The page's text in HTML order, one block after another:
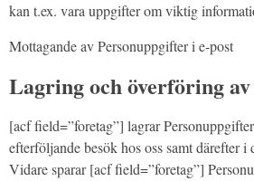
kan t.ex. vara uppgifter om viktig
Mottagande av Personuppgifter i e-post
Lagring och överföring
[acf field=”foretag”] lagrar
efterföljande besök hos oss samt därefter
Vidare sparar [acf field=”foretag”]